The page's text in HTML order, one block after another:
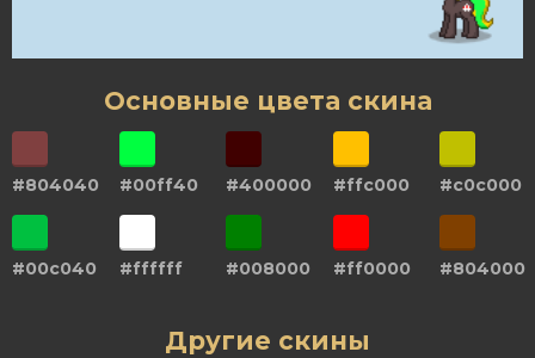
Основные цвета скина
#804040 #00ff40 #400000 #ffc000 #c0c000
#00c040 #ffffff #008000 #ff0000 #804000
Другие скины